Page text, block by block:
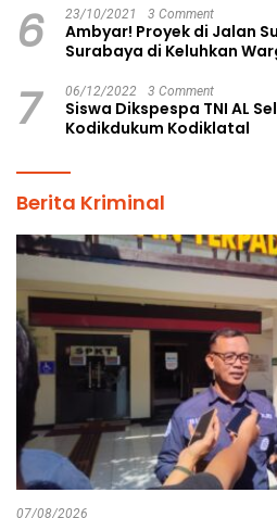
6 23/10/2021 3 Comment
Ambyar! Proyek di Jalan
Surabaya di Keluhkan
7 06/12/2022 3 Comment
Siswa Dikspespa TNI AL
Kodikdukum Kodiklatal
Berita Kriminal
07/08/2026